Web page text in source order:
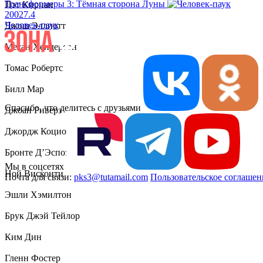
Пэт Кирнан
Джош Эллиотт
Меган Хендерсон
Томас Робертс
Билл Мар
Джоан Риверз
Джордж Коциопулос
Бронте Д’Эспозито
Ной Висконти
Эшли Хэмилтон
Брук Джэй Тейлор
Ким Дин
Гленн Фостер
Трансформеры 3: Тёмная сторона Луны
20027.4
Человек-паук
Спасибо, что делитесь с друзьями
Мы в соцсетях
Почта для связи: pks3@tutamail.com Пользовательское